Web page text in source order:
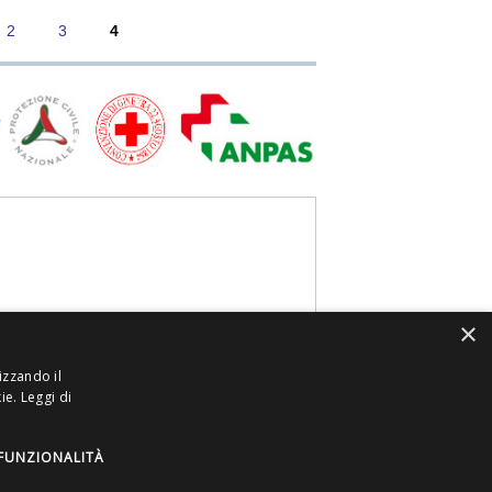
2 3 4
medico-diagnostici in vitro e presidi
dei prodotti hanno scopo puramente
×
il
Leggi di